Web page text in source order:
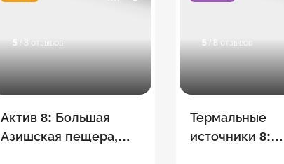
5 / 8 отзывов
Актив 8: Большая
Азишская пещера,
5 / 8 отзывов
Термальные
источники 8: